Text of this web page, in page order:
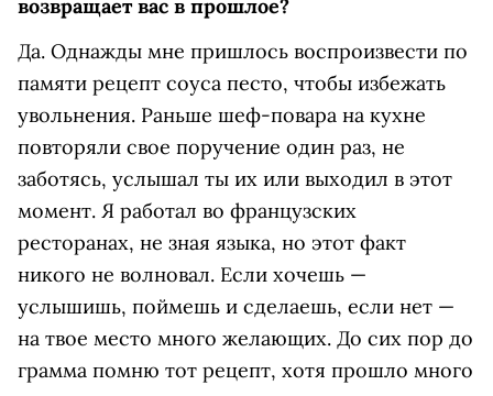
возвращает вас в прошлое?
Да. Однажды мне пришлось воспроизвести по
памяти рецепт соуса песто, чтобы избежать
увольнения. Раньше шеф-повара на кухне
повторяли свое поручение один раз, не
заботясь, услышал ты их или выходил в этот
момент. Я работал во французских
ресторанах, не зная языка, но этот факт
никого не волновал. Если хочешь —
услышишь, поймешь и сделаешь, если нет —
на твое место много желающих. До сих пор до
грамма помню тот рецепт, хотя прошло много